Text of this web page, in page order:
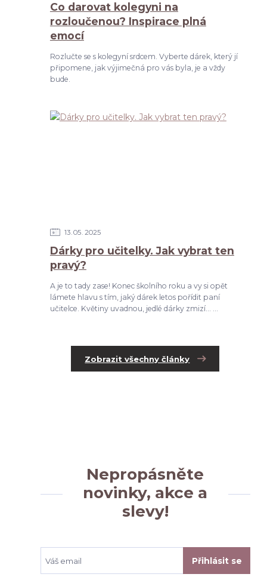
Co darovat kolegyni na
rozloučenou? Inspirace plná
emocí
Rozlučte se s kolegyní srdcem. Vyberte dárek, který jí
připomene, jak výjimečná pro vás byla, je a vždy
bude.
13 05 2025
Dárky pro učitelky. Jak vybrat ten
pravý?
A je to tady zase! Konec školního roku a vy si opět
lámete hlavu s tím, jaký dárek letos pořídit paní
učitelce. Květiny uvadnou, jedlé dárky zmizí... ...
Zobrazit všechny články
Nepropásněte
novinky, akce a
slevy!
Přihlásit se